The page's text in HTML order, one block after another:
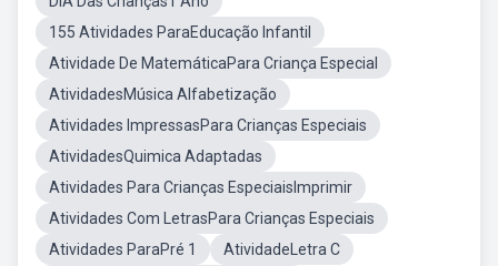
155 Atividades ParaEducação Infantil
Atividade De MatemáticaPara Criança Especial
AtividadesMúsica Alfabetização
Atividades ImpressasPara Crianças Especiais
AtividadesQuimica Adaptadas
Atividades Para Crianças EspeciaisImprimir
Atividades Com LetrasPara Crianças Especiais
Atividades ParaPré 1
AtividadeLetra C